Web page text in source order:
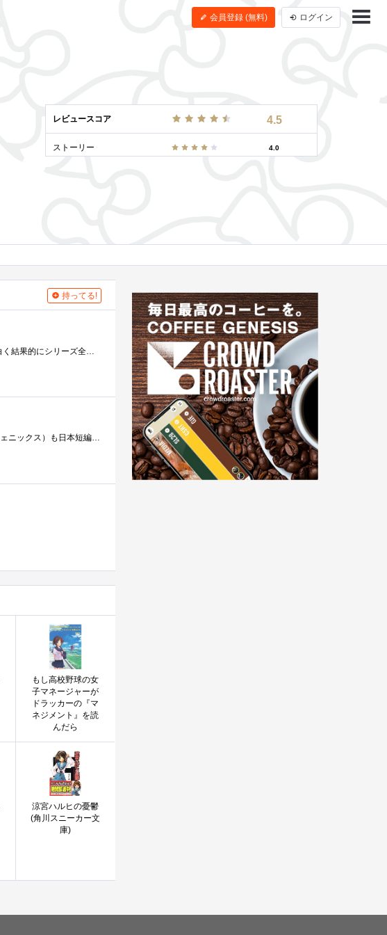
会員登録 (無料) ログイン
レビュースコア 4.5
ストーリー 4.0
持ってる!
雪風の作者であることはシリーズを読み終わるころに知ったのですが、それを抜きにしても非常に面白く結果的にシリーズ全巻読み切ってしまっ�...
1984年に星雲賞の日本長編部門を受賞した作品。1984年は同時に雪風シリーズの短編（スーパー・フェニックス）も日本短編部門を受賞するというダ...
もし高校野球の女
子マネージャーが
ドラッカーの『マ
ネジメント』を読
んだら
涼宮ハルヒの憂鬱
(角川スニーカー文
庫)